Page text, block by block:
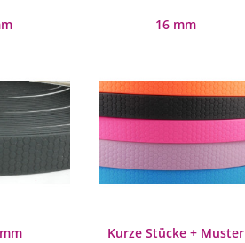
16 mm
Kurze Stücke + Muster